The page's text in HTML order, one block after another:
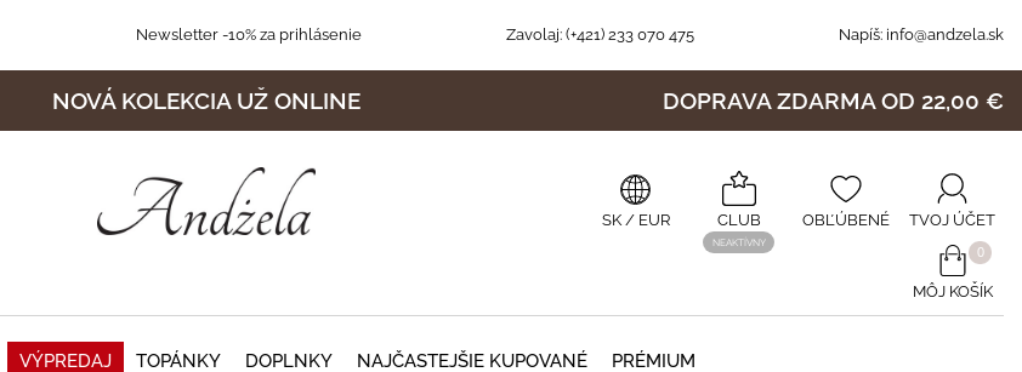
Newsletter -10% za prihlásenie Zavolaj: (+421) 233 070 475 Napíš: info@andzela.sk
NOVÁ KOLEKCIA UŽ ONLINE DOPRAVA ZDARMA OD 22,00 €
SK/ EUR CLUB
NEAKTÍVNY
OBĽÚBENÉ TVOJ ÚČET
0
MÔJ KOŠÍK
VÝPREDAJ TOPÁNKY DOPLNKY NAJČASTEJŠIE KUPOVANÉ PRÉMIUM